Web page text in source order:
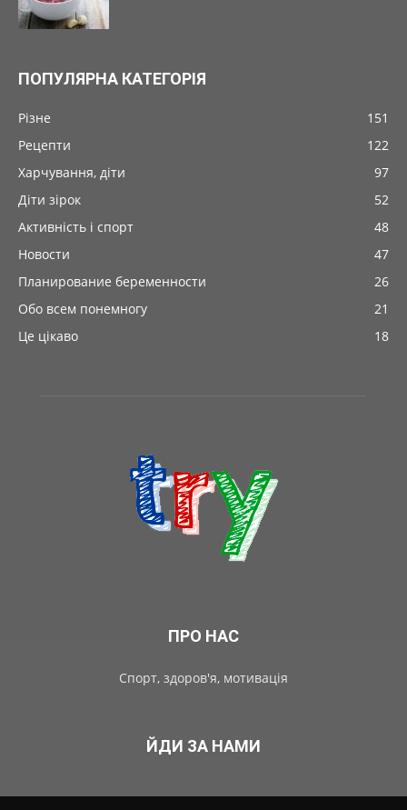
ПОПУЛЯРНА КАТЕГОРІЯ
Різне
151
Рецепти
122
Харчування, діти
97
Діти зірок
52
Активність і спорт
48
Новости
47
Планирование беременности
26
Обо всем понемногу
21
Це цікаво
18
ПРО НАС
Спорт, здоров'я, мотивація
ЙДИ ЗА НАМИ